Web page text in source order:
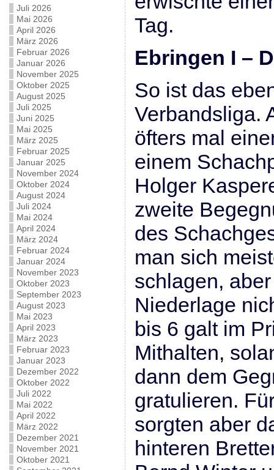
Juli 2026
Mai 2026
April 2026
März 2026
Februar 2026
Januar 2026
November 2025
Oktober 2025
August 2025
Juli 2025
Juni 2025
Mai 2025
März 2025
Februar 2025
Januar 2025
November 2024
Oktober 2024
August 2024
Juli 2024
Mai 2024
April 2024
März 2024
Februar 2024
Januar 2024
November 2023
Oktober 2023
September 2023
August 2023
Mai 2023
April 2023
März 2023
Februar 2023
Januar 2023
Dezember 2022
Oktober 2022
Juli 2022
Mai 2022
April 2022
März 2022
Dezember 2021
November 2021
Oktober 2021
Tag.
Ebringen I –
So ist das
Verbandsliga.
öfters mal
einem
Holger
zweite
des
man sich
schlagen,
Niederlage
bis 6 galt im
Mithalten,
dann dem
gratulieren.
sorgten aber
hinteren